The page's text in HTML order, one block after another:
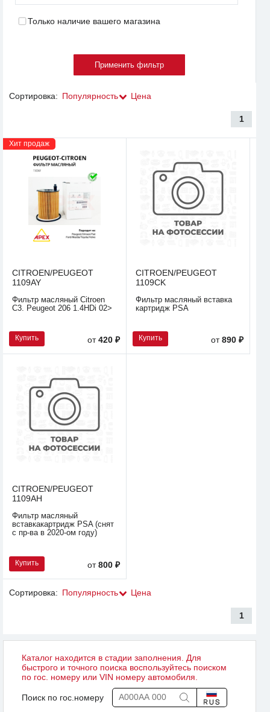
Только наличие вашего магазина
Сортировка: Популярность Цена
1
Хит продаж
CITROEN/PEUGEOT
1109AY
Фильтр масляный Citroen
C3. Peugeot 206 1.4HDi 02>
Купить от420 ₽
CITROEN/PEUGEOT
1109CK
Фильтр масляный вставка
картридж PSA
Купить от890 ₽
CITROEN/PEUGEOT
1109AH
Фильтр масляный
вставкакартридж PSA (снят
с пр-ва в 2020-ом году)
Купить от800 ₽
Сортировка: Популярность Цена
1
Каталог находится в стадии заполнения. Для
быстрого и точного поиска воспользуйтесь поиском
по гос. номеру или VIN номеру автомобиля.
Поиск по гос.номеру